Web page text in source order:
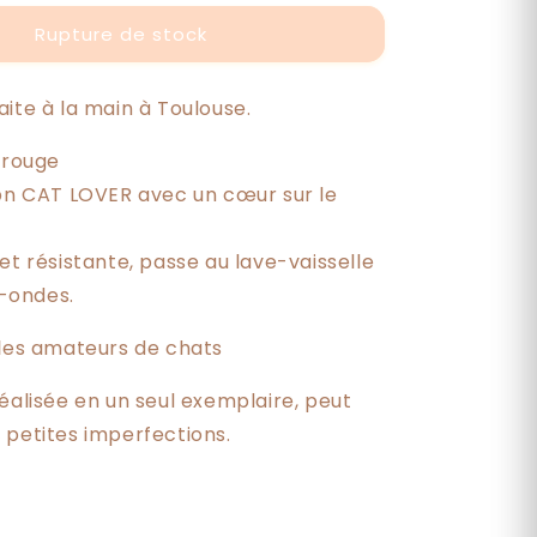
loverRupture de stock
à la main à Toulouse.
CAT LOVER avec un cœur sur le
résistante, passe au lave-vaisselle
amateurs de chats
en un seul exemplaire, peut
imperfections.